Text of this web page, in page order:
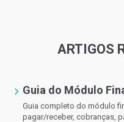
ARTIGOS
Guia do Módulo
Guia completo do módulo
pagar/receber, cobranças,